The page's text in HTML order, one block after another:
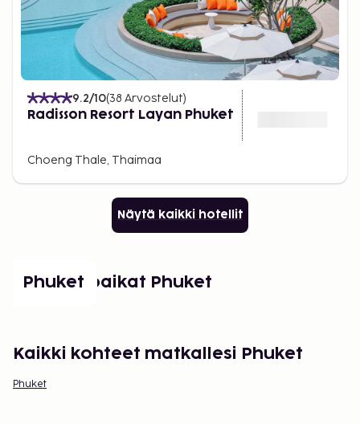
9.2/10(38 Arvostelut)
Radisson Resort Layan Phuket
Choeng Thale, Thaimaa
Näytä kaikki hotellit
Suositut paikat Phuket
Phuket
Kaikki kohteet matkallesi Phuket
Phuket